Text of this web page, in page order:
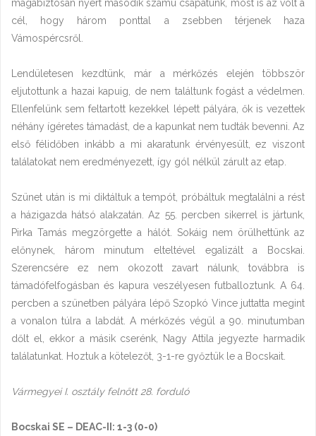
magabiztosan nyert második számú csapatunk, most is az volt a
cél, hogy három ponttal a zsebben térjenek haza
Vámospércsről.
Lendületesen kezdtünk, már a mérkőzés elején többször
eljutottunk a hazai kapuig, de nem találtunk fogást a védelmen.
Ellenfelünk sem feltartott kezekkel lépett pályára, ők is vezettek
néhány ígéretes támadást, de a kapunkat nem tudták bevenni. Az
első félidőben inkább a mi akaratunk érvényesült, ez viszont
találatokat nem eredményezett, így gól nélkül zárult az etap.
Szünet után is mi diktáltuk a tempót, próbáltuk megtalálni a rést
a házigazda hátsó alakzatán. Az 55. percben sikerrel is jártunk,
Pirka Tamás megzörgette a hálót. Sokáig nem örülhettünk az
előnynek, három minutum elteltével egalizált a Bocskai.
Szerencsére ez nem okozott zavart nálunk, továbbra is
támadófelfogásban és kapura veszélyesen futballoztunk. A 64.
percben a szünetben pályára lépő Szopkó Vince juttatta megint
a vonalon túlra a labdát. A mérkőzés végül a 90. minutumban
dőlt el, ekkor a másik cserénk, Nagy Attila jegyezte harmadik
találatunkat. Hoztuk a kötelezőt, 3-1-re győztük le a Bocskait.
Vármegyei I. osztály felnőtt 28. forduló
Bocskai SE – DEAC-II: 1-3 (0-0)